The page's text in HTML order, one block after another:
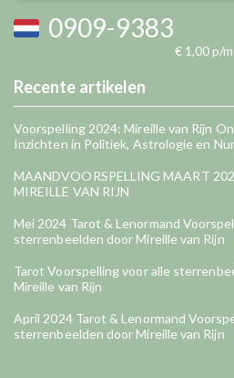
0909-9383
€ 1,00 p/m
Recente artikelen
Voorspelling 2024: Mireille van Rijn
Inzichten in Politiek, Astrologie en
MAANDVOORSPELLING MAART
MIREILLE VAN RIJN
Mei 2024 Tarot & Lenormand
sterrenbeelden door Mireille van Rijn
Tarot Voorspelling voor alle
Mireille van Rijn
April 2024 Tarot & Lenormand
sterrenbeelden door Mireille van Rijn